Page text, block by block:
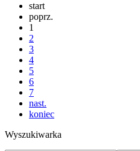
start
poprz.
1
2
3
4
5
6
7
nast.
koniec
Wyszukiwarka